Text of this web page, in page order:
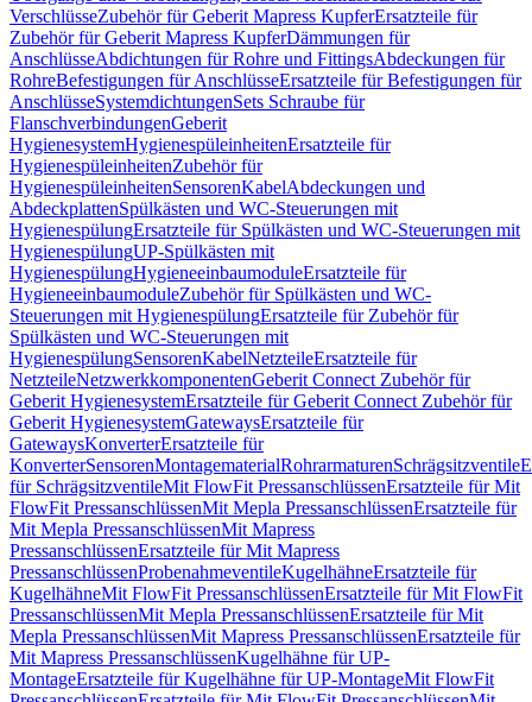
VerschlüsseZubehör für Geberit Mapress KupferErsatzteile für
Zubehör für Geberit Mapress KupferDämmungen für
AnschlüsseAbdichtungen für Rohre und FittingsAbdeckungen für
RohreBefestigungen für AnschlüsseErsatzteile für Befestigungen für
AnschlüsseSystemdichtungenSets Schraube für
FlanschverbindungenGeberit
HygienesystemHygienespüleinheitenErsatzteile für
HygienespüleinheitenZubehör für
HygienespüleinheitenSensorenKabelAbdeckungen und
AbdeckplattenSpülkästen und WC-Steuerungen mit
HygienespülungErsatzteile für Spülkästen und WC-Steuerungen mit
HygienespülungUP-Spülkästen mit
HygienespülungHygieneeinbaumoduleErsatzteile für
HygieneeinbaumoduleZubehör für Spülkästen und WC-
Steuerungen mit HygienespülungErsatzteile für Zubehör für
Spülkästen und WC-Steuerungen mit
HygienespülungSensorenKabelNetzteileErsatzteile für
NetzteileNetzwerkkomponentenGeberit Connect Zubehör für
Geberit HygienesystemErsatzteile für Geberit Connect Zubehör für
Geberit HygienesystemGatewaysErsatzteile für
GatewaysKonverterErsatzteile für
KonverterSensorenMontagematerialRohrarmaturenSchrägsitzventile
für SchrägsitzventileMit FlowFit PressanschlüssenErsatzteile für Mit
FlowFit PressanschlüssenMit Mepla PressanschlüssenErsatzteile für
Mit Mepla PressanschlüssenMit Mapress
PressanschlüssenErsatzteile für Mit Mapress
PressanschlüssenProbenahmeventileKugelhähneErsatzteile für
KugelhähneMit FlowFit PressanschlüssenErsatzteile für Mit FlowFit
PressanschlüssenMit Mepla PressanschlüssenErsatzteile für Mit
Mepla PressanschlüssenMit Mapress PressanschlüssenErsatzteile für
Mit Mapress PressanschlüssenKugelhähne für UP-
MontageErsatzteile für Kugelhähne für UP-MontageMit FlowFit